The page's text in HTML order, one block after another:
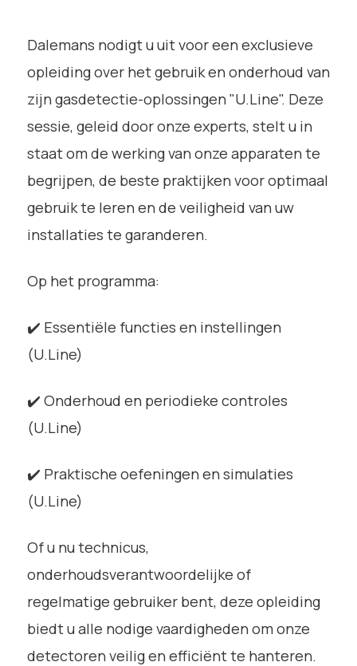
Dalemans nodigt u uit voor een exclusieve
opleiding over het gebruik en onderhoud van
zijn gasdetectie-oplossingen "U.Line". Deze
sessie, geleid door onze experts, stelt u in
staat om de werking van onze apparaten te
begrijpen, de beste praktijken voor optimaal
gebruik te leren en de veiligheid van uw
installaties te garanderen.
Op het programma:
✔️ Essentiële functies en instellingen
(U.Line)
✔️ Onderhoud en periodieke controles
(U.Line)
✔️ Praktische oefeningen en simulaties
(U.Line)
Of u nu technicus,
onderhoudsverantwoordelijke of
regelmatige gebruiker bent, deze opleiding
biedt u alle nodige vaardigheden om onze
detectoren veilig en efficiënt te hanteren.